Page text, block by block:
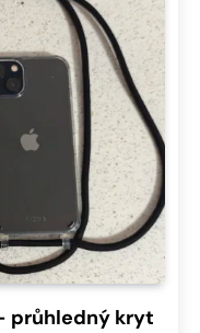
průhledný kryt